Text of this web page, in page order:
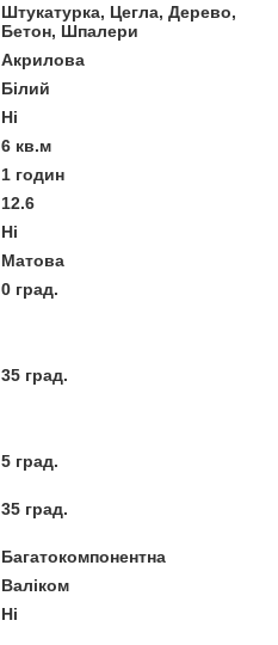
Штукатурка, Цегла, Дерево,
Бетон, Шпалери
Акрилова
Білий
Ні
6 кв.м
1 годин
12.6
Ні
Матова
0 град.
35 град.
5 град.
35 град.
Багатокомпонентна
Валіком
Ні